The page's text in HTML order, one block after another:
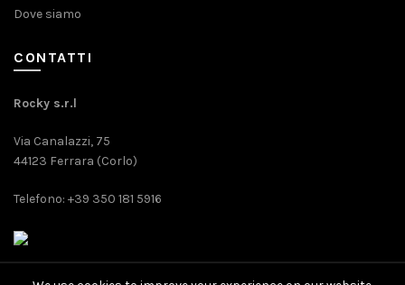
Dove siamo
CONTATTI
Rocky s.r.l
Via Canalazzi, 75
44123 Ferrara (Corlo)
Telefono: +39 350 181 5916